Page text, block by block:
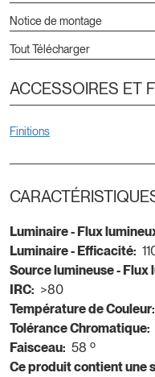
Notice de montage
Tout Télécharger
ACCESSOIRES ET
Finitions
Luminaire - Flux
Luminaire - Efficacité:
Source lumineuse - Flux
IRC: >80
Température de Couleur:
Tolérance Chromatique:
Faisceau: 58 º
Ce produit contient une